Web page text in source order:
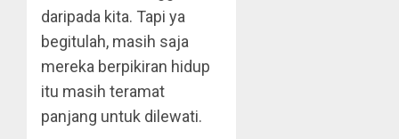
daripada kita. Tapi ya
begitulah, masih saja
mereka berpikiran hidup
itu masih teramat
panjang untuk dilewati.